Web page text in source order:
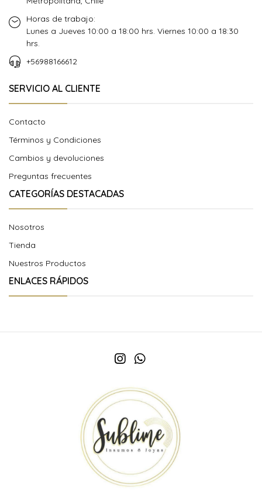
Horas de trabajo:
Lunes a Jueves 10:00 a 18:00 hrs. Viernes 10:00 a 18:30
hrs.
+56988166612
SERVICIO AL CLIENTE
Contacto
Términos y Condiciones
Cambios y devoluciones
Preguntas frecuentes
CATEGORÍAS DESTACADAS
Nosotros
Tienda
Nuestros Productos
ENLACES RÁPIDOS